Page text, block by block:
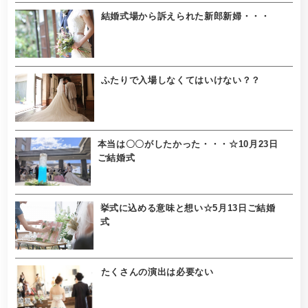
結婚式場から訴えられた新郎新婦・・・
ふたりで入場しなくてはいけない？？
本当は〇〇がしたかった・・・☆10月23日
ご結婚式
挙式に込める意味と想い☆5月13日ご結婚
式
たくさんの演出は必要ない